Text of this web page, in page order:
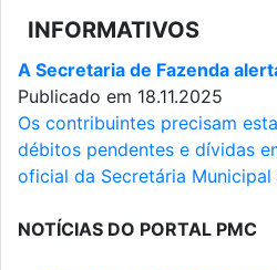
INFORMATIVOS
A Secretaria de Fazenda
Publicado em 18.11.2025
Os contribuintes precisam
débitos pendentes e dívidas
oficial da Secretária Municipal
NOTÍCIAS DO PORTAL PMC